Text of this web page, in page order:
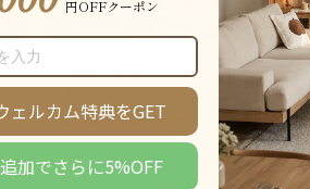
【売れ筋】AXISU アクシス
エアリーライトオフィスチェ
ア
¥24,990税込 ¥33,990